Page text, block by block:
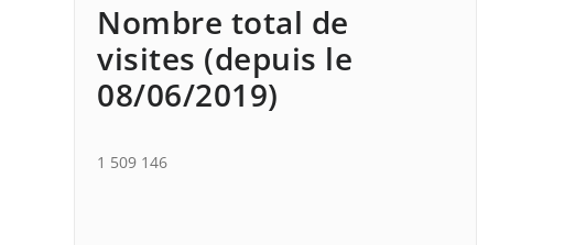
Nombre total de
visites (depuis le
08/06/2019)
1 509 146